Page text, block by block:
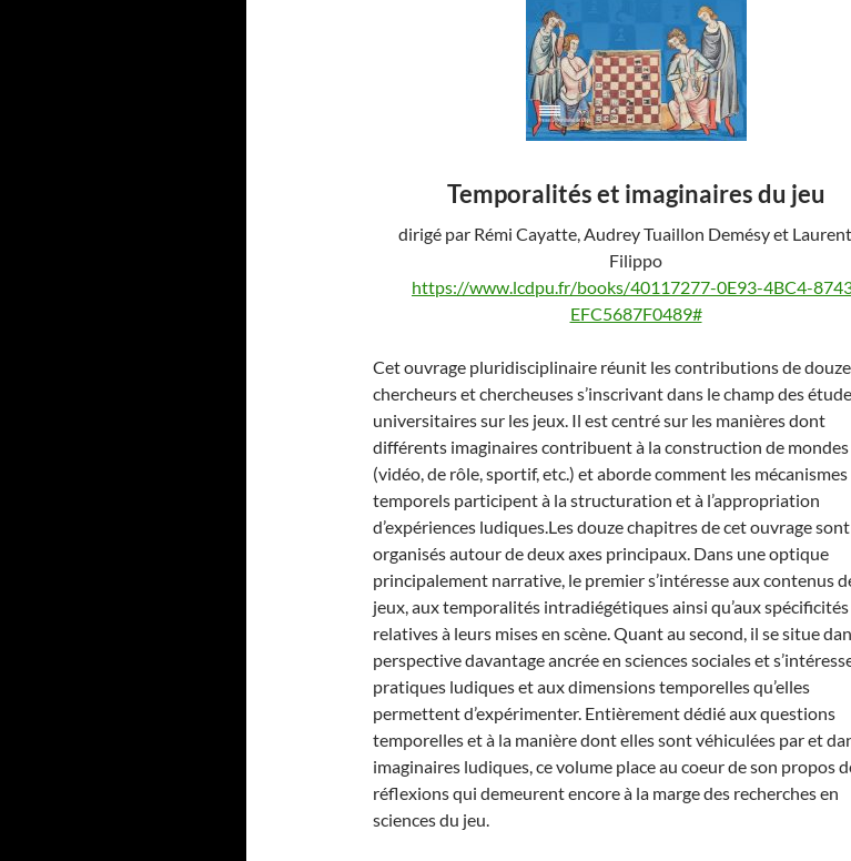
Temporalités et imaginaires du jeu
dirigé par Rémi Cayatte, Audrey Tuaillon Demésy et
Filippo
https://www.lcdpu.fr/books/40117277-0E93-4BC4-
EFC5687F0489#
Cet ouvrage pluridisciplinaire réunit les contributions de douze
chercheurs et chercheuses s’inscrivant dans le champ des
universitaires sur les jeux. Il est centré sur les manières dont
différents imaginaires contribuent à la construction de mondes
(vidéo, de rôle, sportif, etc.) et aborde comment les mécanismes
temporels participent à la structuration et à l’appropriation
d’expériences ludiques.Les douze chapitres de cet ouvrage sont
organisés autour de deux axes principaux. Dans une optique
principalement narrative, le premier s’intéresse aux contenus
jeux, aux temporalités intradiégétiques ainsi qu’aux spécificités
relatives à leurs mises en scène. Quant au second, il se situe
perspective davantage ancrée en sciences sociales et
pratiques ludiques et aux dimensions temporelles qu’elles
permettent d’expérimenter. Entièrement dédié aux questions
temporelles et à la manière dont elles sont véhiculées par et
imaginaires ludiques, ce volume place au coeur de son propos
réflexions qui demeurent encore à la marge des recherches en
sciences du jeu.